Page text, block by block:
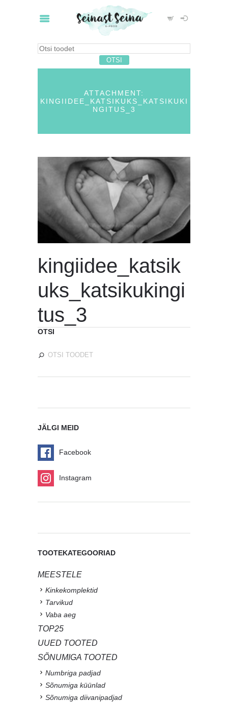
ATTACHMENT:
KINGIIDEE_KATSIKUKS_KATSIKUKI
NGITUS_3
kingiidee_katsik
uks_katsikukingi
tus_3
OTSI
JÄLGI MEID
Facebook
Instagram
TOOTEKATEGOORIAD
MEESTELE
Kinkekomplektid
Tarvikud
Vaba aeg
TOP25
UUED TOOTED
SÕNUMIGA TOOTED
Numbriga padjad
Sõnumiga küünlad
Sõnumiga diivanipadjad